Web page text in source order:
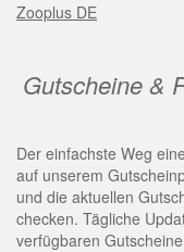
Zooplus DE
Gutscheine &
Der einfachste Weg
auf unserem
und die aktuellen
checken. Tägliche
verfügbaren